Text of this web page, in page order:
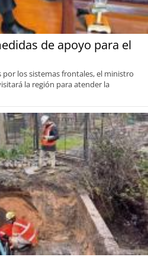
de apoyo para el
por los sistemas frontales, el ministro
la región para atender la